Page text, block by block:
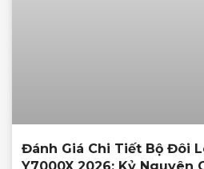
Đánh Giá Chi Tiết Bộ Đôi